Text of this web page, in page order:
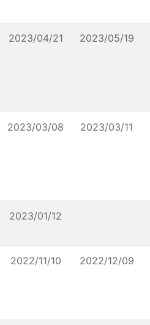
2023/04/21 2023/05/19
2023/03/08 2023/03/11
2023/01/12
2022/11/10 2022/12/09